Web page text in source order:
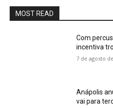
MOST READ
Com
incentiva
7 de agosto
Anápolis
vai para